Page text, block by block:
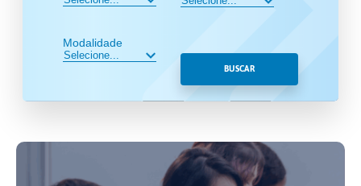
Modalidade
BUSCAR